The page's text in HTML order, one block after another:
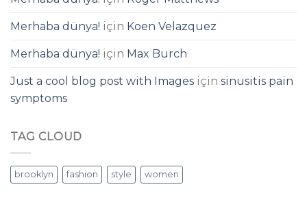
Merhaba dünya! için Koen Velazquez
Merhaba dünya! için Max Burch
Just a cool blog post with Images için sinusitis pain
symptoms
TAG CLOUD
brooklyn fashion style women